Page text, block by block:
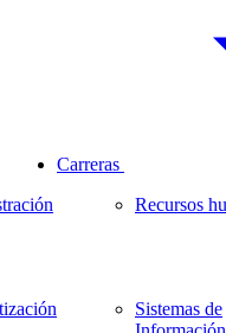
Carreras
Recursos
Sistemas de